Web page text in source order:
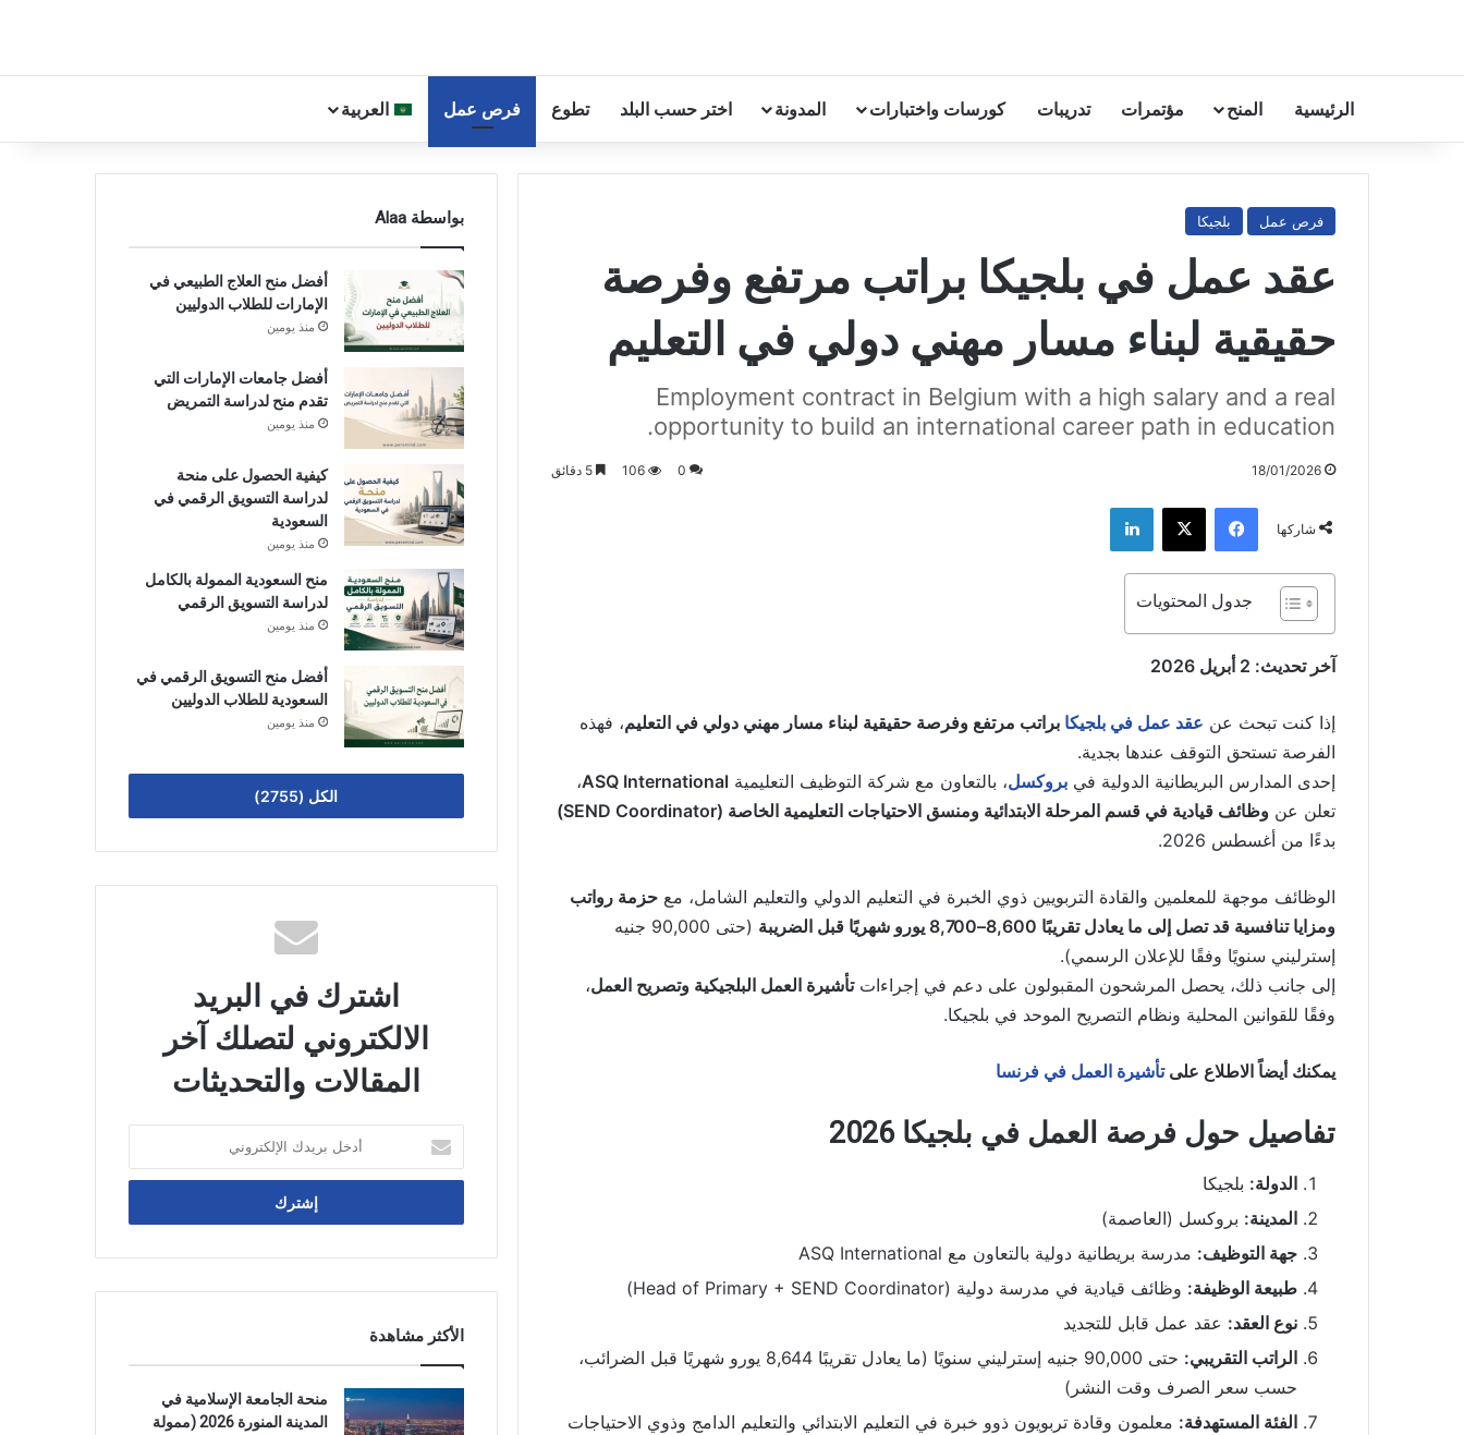
الرئيسية المنح مؤتمرات تدريبات كورسات واختبارات المدونة اختر حسب البلد تطوع فرص عمل العربية
فرص عمل بلجيكا
عقد عمل في بلجيكا براتب مرتفع وفرصة
حقيقية لبناء مسار مهني دولي في التعليم
Employment contract in Belgium with a high salary and a real
opportunity to build an international career path in education.
18/01/2026
0
106
شاركها
فيسبوك ‫X لينكدإن
جدول المحتويات
آخر تحديث: 2 أبريل 2026
إذا كنت تبحث عن عقد عمل في بلجيكا براتب مرتفع وفرصة حقيقية لبناء مسار مهني دولي في التعليم، فهذه
الفرصة تستحق التوقف عندها بجدية.
إحدى المدارس البريطانية الدولية في بروكسل، بالتعاون مع شركة التوظيف التعليمية ASQ International،
تعلن عن وظائف قيادية في قسم المرحلة الابتدائية ومنسق الاحتياجات التعليمية الخاصة (SEND Coordinator)
بدءًا من أغسطس 2026.
الوظائف موجهة للمعلمين والقادة التربويين ذوي الخبرة في التعليم الدولي والتعليم الشامل، مع حزمة رواتب
ومزايا تنافسية قد تصل إلى ما يعادل تقريبًا 8,600–8,700 يورو شهريًا قبل الضريبة
(حتى 90,000 جنيه
إسترليني سنويًا وفقًا للإعلان الرسمي).
إلى جانب ذلك، يحصل المرشحون المقبولون على دعم في إجراءاتتأشيرة العمل البلجيكية وتصريح العمل،
وفقًا للقوانين المحلية ونظام التصريح الموحد في بلجيكا.
يمكنك أيضاً الاطلاع علىتأشيرة العمل في فرنسا
تفاصيل حول فرصة العمل في بلجيكا 2026
الدولة: بلجيكا
المدينة: بروكسل (العاصمة)
جهة التوظيف: مدرسة بريطانية دولية بالتعاون مع ASQ International
طبيعة الوظيفة: وظائف قيادية في مدرسة دولية (Head of Primary + SEND Coordinator)
نوع العقد: عقد عمل قابل للتجديد
الراتب التقريبي:
حتى 90,000 جنيه إسترليني سنويًا (ما يعادل تقريبًا 8,644 يورو شهريًا قبل الضرائب،
حسب سعر الصرف وقت النشر)
الفئة المستهدفة: معلمون وقادة تربويون ذوو خبرة في التعليم الابتدائي والتعليم الدامج وذوي الاحتياجات
بواسطة Alaa
أفضل منح العلاج الطبيعي في
الإمارات للطلاب الدوليين
منذ يومين
أفضل جامعات الإمارات التي
تقدم منح لدراسة التمريض
منذ يومين
كيفية الحصول على منحة
لدراسة التسويق الرقمي في
السعودية
منذ يومين
منح السعودية الممولة بالكامل
لدراسة التسويق الرقمي
منذ يومين
أفضل منح التسويق الرقمي في
السعودية للطلاب الدوليين
منذ يومين
الكل (2755)
اشترك في البريد
الالكتروني لتصلك آخر
المقالات والتحديثات
بريدك
الإلكتروني
الأكثر مشاهدة
منحة الجامعة الإسلامية في
المدينة المنورة 2026 (ممولة